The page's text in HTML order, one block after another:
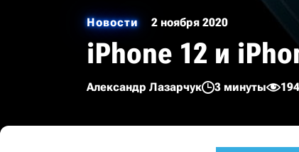
Новости 2 ноября 2020
iPhone 12 и
Александр Лазарчук 3 минуты